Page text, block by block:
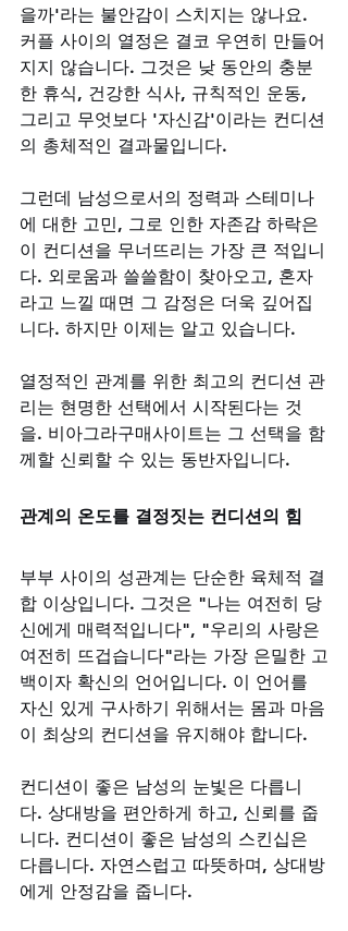
을까'라는 불안감이 스치지는 않나요.
커플 사이의 열정은 결코 우연히 만들어
지지 않습니다. 그것은 낮 동안의 충분
한 휴식, 건강한 식사, 규칙적인 운동,
그리고 무엇보다 '자신감'이라는 컨디션
의 총체적인 결과물입니다.
그런데 남성으로서의 정력과 스테미나
에 대한 고민, 그로 인한 자존감 하락은
이 컨디션을 무너뜨리는 가장 큰 적입니
다. 외로움과 쓸쓸함이 찾아오고, 혼자
라고 느낄 때면 그 감정은 더욱 깊어집
니다. 하지만 이제는 알고 있습니다.
열정적인 관계를 위한 최고의 컨디션 관
리는 현명한 선택에서 시작된다는 것
을. 비아그라구매사이트는 그 선택을 함
께할 신뢰할 수 있는 동반자입니다.
관계의 온도를 결정짓는 컨디션의 힘
부부 사이의 성관계는 단순한 육체적 결
합 이상입니다. 그것은 "나는 여전히 당
신에게 매력적입니다", "우리의 사랑은
여전히 뜨겁습니다"라는 가장 은밀한 고
백이자 확신의 언어입니다. 이 언어를
자신 있게 구사하기 위해서는 몸과 마음
이 최상의 컨디션을 유지해야 합니다.
컨디션이 좋은 남성의 눈빛은 다릅니
다. 상대방을 편안하게 하고, 신뢰를 줍
니다. 컨디션이 좋은 남성의 스킨십은
다릅니다. 자연스럽고 따뜻하며, 상대방
에게 안정감을 줍니다.